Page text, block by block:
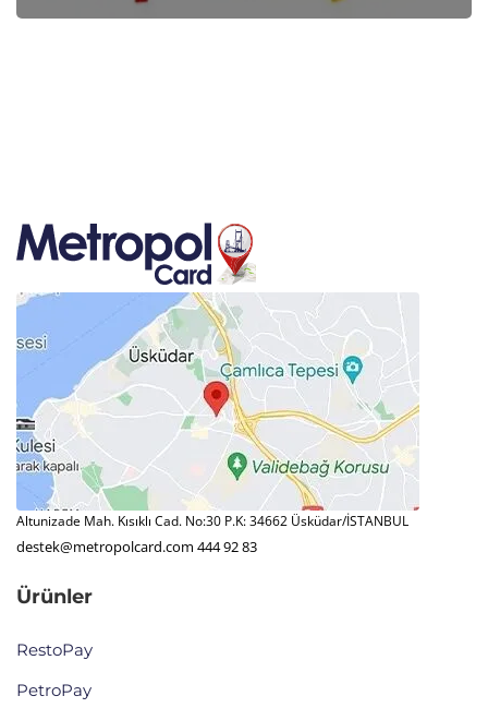
Altunizade Mah. Kısıklı Cad. No:30 P.K: 34662 Üsküdar/İSTANBUL
destek@metropolcard.com 444 92 83
Ürünler
RestoPay
PetroPay